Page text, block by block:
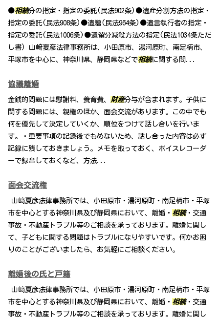
●相続分の指定・指定の委託(民法902条)●遺産分割方法の指定・
指定の委託(民法908条)●遺贈(民法964条)●遺言執行者の指定・
指定の委託(民法1006条)●遺留分減殺方法の指定(民法1034条ただ
し書) 山﨑夏彦法律事務所は、小田原市、湯河原町、南足柄市、
平塚市を中心に、神奈川県、静岡県などで相続に関する問...
協議離婚
金銭的問題には慰謝料、養育費、 財産分与が含まれます。子供に
関する問題には、親権のほか、面会交流があります。この中でも
何を優先して決定していくか、順位をつけて話し合いを行いま
す。・重要事項の記録後でもめないため、話し合った内容は必ず
記録に残しておきましょう。メモを取っておく、ボイスレコーダ
ーで録音しておくなど、方法...
面会交流権
山﨑夏彦法律事務所では、小田原市・湯河原町・南足柄市・平塚
市を中心とする神奈川県及び静岡県において、離婚・ 相続・交通
事故・不動産トラブル等のご相談を承っております。離婚に関し
て、子どもに関する問題はトラブルになりやすいです。何かお困
りのことがございましたら、お気軽にご相談ください。
離婚後の氏と戸籍
山﨑夏彦法律事務所では、小田原市・湯河原町・南足柄市・平塚
市を中心とする神奈川県及び静岡県において、離婚・ 相続・交通
事故・不動産トラブル等のご相談を承っております。離婚に関し